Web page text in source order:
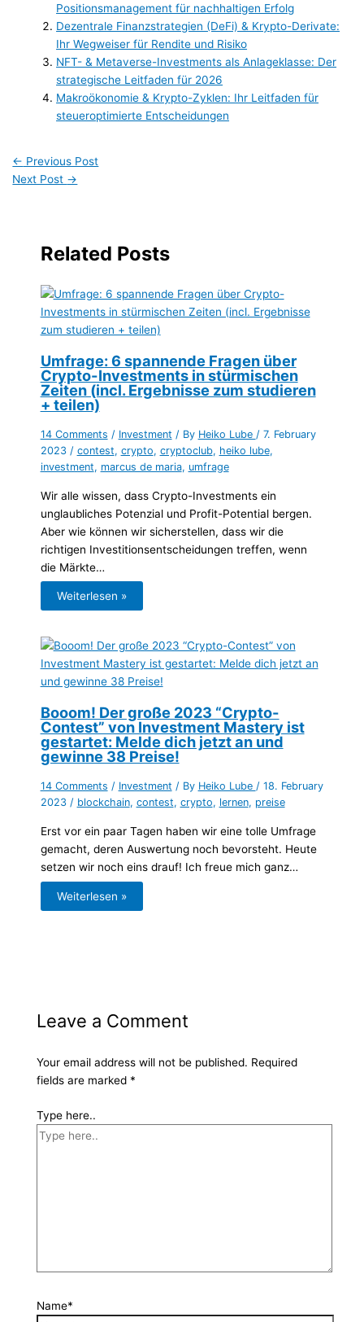
Positionsmanagement für nachhaltigen Erfolg
Dezentrale Finanzstrategien (DeFi) & Krypto-Derivate:
Ihr Wegweiser für Rendite und Risiko
NFT- & Metaverse-Investments als Anlageklasse: Der
strategische Leitfaden für 2026
Makroökonomie & Krypto-Zyklen: Ihr Leitfaden für
steueroptimierte Entscheidungen
← Previous Post
Next Post →
Related Posts
Umfrage: 6 spannende Fragen über
Crypto-Investments in stürmischen
Zeiten (incl. Ergebnisse zum studieren
+ teilen)
14 Comments / Investment / By Heiko Lube / 7. February
2023 / contest, crypto, cryptoclub, heiko lube,
investment, marcus de maria, umfrage
Wir alle wissen, dass Crypto-Investments ein
unglaubliches Potenzial und Profit-Potential bergen.
Aber wie können wir sicherstellen, dass wir die
richtigen Investitionsentscheidungen treffen, wenn
die Märkte…
Weiterlesen »
Booom! Der große 2023 “Crypto-
Contest” von Investment Mastery ist
gestartet: Melde dich jetzt an und
gewinne 38 Preise!
14 Comments / Investment / By Heiko Lube / 18. February
2023 / blockchain, contest, crypto, lernen, preise
Erst vor ein paar Tagen haben wir eine tolle Umfrage
gemacht, deren Auswertung noch bevorsteht. Heute
setzen wir noch eins drauf! Ich freue mich ganz…
Weiterlesen »
Leave a Comment
Your email address will not be published. Required
fields are marked *
Type here..
Name*